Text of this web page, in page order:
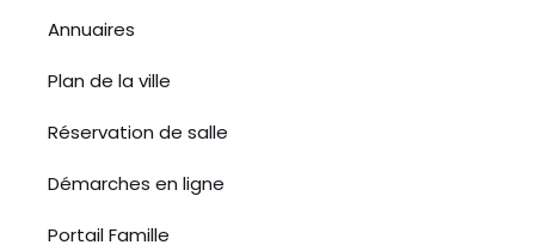
Annuaires
Plan de la ville
Réservation de salle
Démarches en ligne
Portail Famille